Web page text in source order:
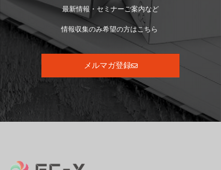
最新情報・セミナーご案内など
情報収集のみ希望の方はこちら
メルマガ登録